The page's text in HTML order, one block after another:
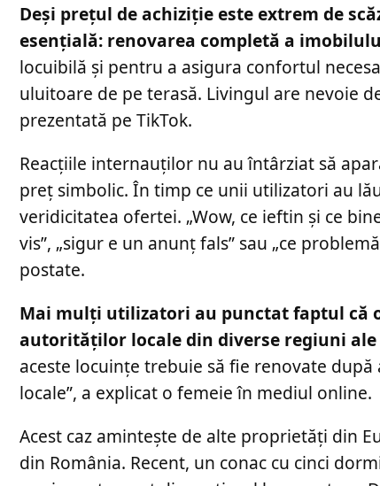
Deși prețul de achiziție este extrem de
esențială: renovarea completă a
locuibilă și pentru a asigura confortul
uluitoare de pe terasă. Livingul are nevoie
prezentată pe TikTok.
Reacțiile internauților nu au întârziat să
preț simbolic. În timp ce unii utilizatori au
veridicitatea ofertei. „Wow, ce ieftin și ce
vis”, „sigur e un anunț fals” sau „ce
postate.
Mai mulți utilizatori au punctat faptul că
autorităților locale din diverse regiuni
aceste locuințe trebuie să fie renovate
locale”, a explicat o femeie în mediul online.
Acest caz amintește de alte proprietăți din
din România. Recent, un conac cu cinci